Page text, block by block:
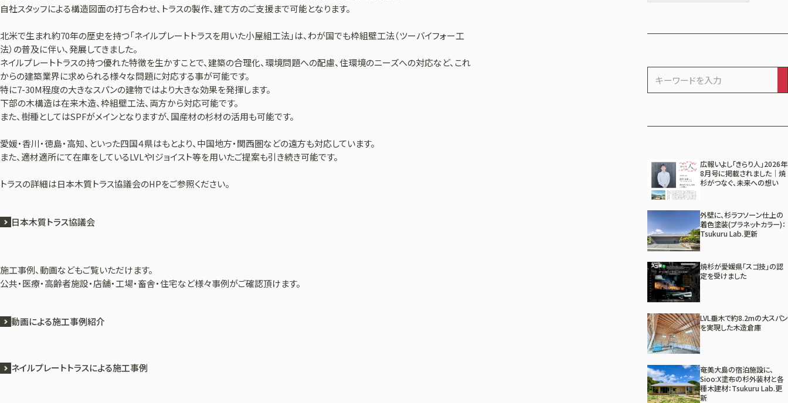
自社スタッフによる構造図面の打ち合わせ、トラスの製作、建て方のご支援まで可能となります。
北米で生まれ約70年の歴史を持つ「ネイルプレートトラスを用いた小屋組工法」は、わが国でも枠組壁工法（ツーバイフォー工
法）の普及に伴い、発展してきました。
ネイルプレートトラスの持つ優れた特徴を生かすことで、建築の合理化、環境問題への配慮、住環境のニーズへの対応など、これ
からの建築業界に求められる様々な問題に対応する事が可能です。
特に7-30M程度の大きなスパンの建物ではより大きな効果を発揮します。
下部の木構造は在来木造、枠組壁工法、両方から対応可能です。
また、樹種としてはSPFがメインとなりますが、国産材の杉材の活用も可能です。
愛媛・香川・徳島・高知、といった四国４県はもとより、中国地方・関西圏などの遠方も対応しています。
また、適材適所にて在庫をしているLVLやIジョイスト等を用いたご提案も引き続き可能です。
トラスの詳細は日本木質トラス協議会のHPをご参照ください。
日本木質トラス協議会
施工事例、動画などもご覧いただけます。
公共・医療・高齢者施設・店舗・工場・畜舎・住宅など様々事例がご確認頂けます。
動画による施工事例紹介
ネイルプレートトラスによる施工事例
広報いよし「きらり人」2026年
8月号に掲載されました｜焼
杉がつなぐ、未来への想い
外壁に、杉ラフソーン仕上の
着色塗装(プラネットカラー)：
Tsukuru Lab.更新
焼杉が愛媛県「スゴ技」の認
定を受けました
LVL垂木で約8.2mの大スパン
を実現した木造倉庫
奄美大島の宿泊施設に、
Sioo:X塗布の杉外装材と各
種木建材：Tsukuru Lab.更
新